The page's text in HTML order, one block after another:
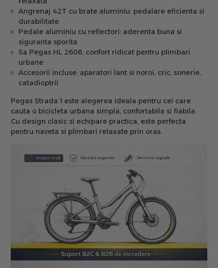
Angrenaj 42T cu brate aluminiu: pedalare eficienta si
durabilitate
Pedale aluminiu cu reflectori: aderenta buna si
siguranta sporita
Sa Pegas HL 2606: confort ridicat pentru plimbari
urbane
Accesorii incluse: aparatori lant si noroi, cric, sonerie,
catadioptrii
Pegas Strada 1 este alegerea ideala pentru cei care
cauta o bicicleta urbana simpla, confortabila si fiabila.
Cu design clasic si echipare practica, este perfecta
pentru naveta si plimbari relaxate prin oras.